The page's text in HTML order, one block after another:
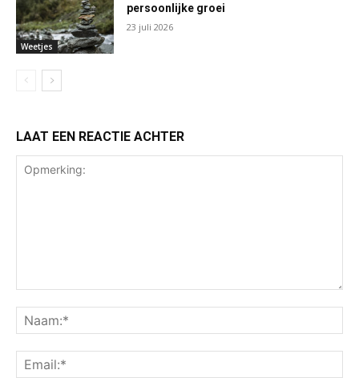
Weetjes
persoonlijke groei
23 juli 2026
LAAT EEN REACTIE ACHTER